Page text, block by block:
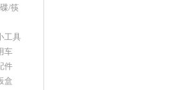
/筷
工具
车
件
盒